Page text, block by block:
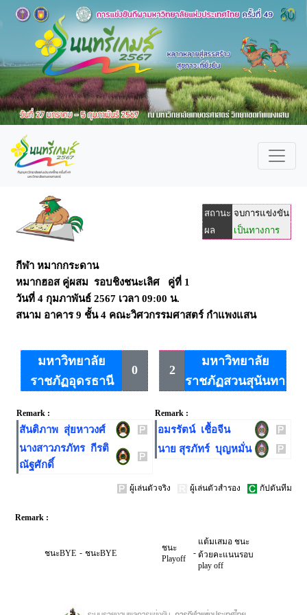
สถานะ จบการแข่งขัน
ผล
เป็นทางการ
กีฬา หมากกระดาน
หมากฮอส คู่ผสม รอบชิงชนะเลิศ คู่ที่ 1
วันที่ 4 กุมภาพันธ์ 2567 เวลา 09:00 น.
สนาม อาคาร 9 ชั้น 4 คณะวิศวกรรมศาสตร์ กำแพงแสน
มหาวิทยาลัย
ราชภัฏอุดรธานี
0
Remark :
สันติภาพ สุ่ยหาวงศ์
นางสาวภรภัทร กีรติ
ณัฐศักดิ์
2
มหาวิทยาลัย
ราชภัฏสวนสุนันทา
Remark :
อมรรัตน์ เชื้อจีน
นาย สุรภัทร์ บุญหมั่น
ผู้เล่นตัวจริง ผู้เล่นตัวสำรอง กัปตันทีม
Remark :
ชนะBYE - ชนะBYE
ชนะ
Playoff
-
แต้มเสมอ ชนะ
ด้วยคะแนนรอบ
play off